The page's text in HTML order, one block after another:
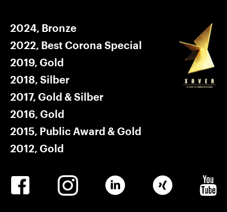
2024, Bronze
2022, Best Corona Special
2019, Gold
2018, Silber
2017, Gold & Silber
2016, Gold
2015, Public Award & Gold
2012, Gold